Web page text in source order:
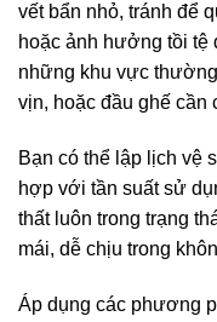
vết bẩn nhỏ, tránh để
hoặc ảnh hưởng tồi tệ
những khu vực
vịn, hoặc đầu ghế cần
Bạn có thể lập lịch vệ
hợp với tần suất sử
thất luôn trong trạng
mái, dễ chịu trong
Áp dụng các phương